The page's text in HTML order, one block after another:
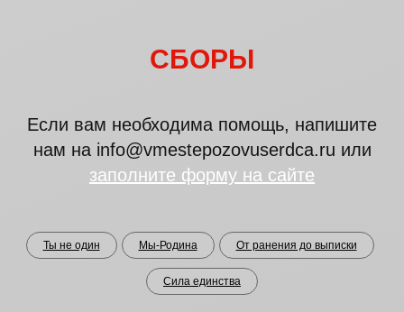
СБОРЫ
Если вам необходима помощь, напишите
нам на info@vmestepozovuserdca.ru или
заполните форму на сайте
Ты не один Мы-Родина От ранения до выписки
Сила единства